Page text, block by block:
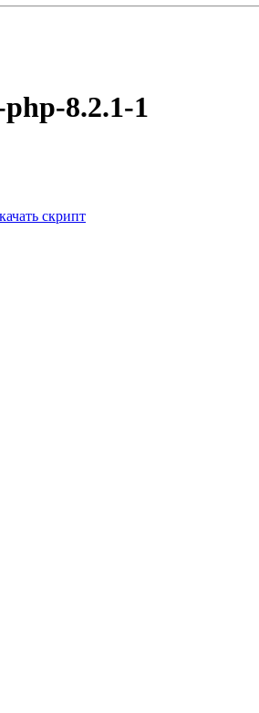
8.2.1-1
скрипт